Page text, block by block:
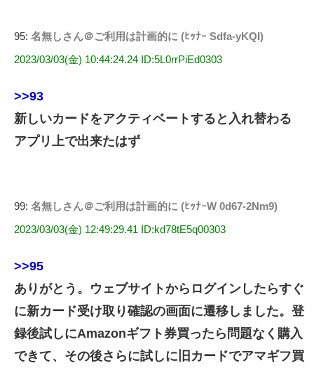
95: 名無しさん＠ご利用は計画的に (ﾋｯﾅｰ Sdfa-yKQI)
2023/03/03(金) 10:44:24.24 ID:5L0rrPiEd0303
>>93
新しいカードをアクティベートすると入れ替わる
アプリ上で出来たはず
99: 名無しさん＠ご利用は計画的に (ﾋｯﾅｰW 0d67-2Nm9)
2023/03/03(金) 12:49:29.41 ID:kd78tE5q00303
>>95
ありがとう。ウェブサイトからログインしたらすぐ
に新カード受け取り確認の画面に遷移しました。登
録後試しにAmazonギフト券買ったら問題なく購入
できて、その後さらに試しに旧カードでアマギフ買